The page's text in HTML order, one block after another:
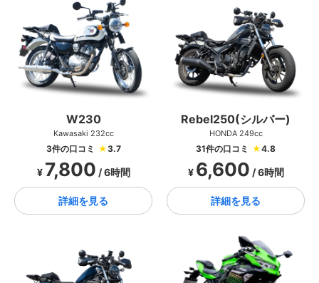
W230
Kawasaki 232cc
3件の口コミ ★3.7
¥ 7,800 / 6時間
詳細を見る
Rebel250(シルバー)
HONDA 249cc
31件の口コミ ★4.8
¥ 6,600 / 6時間
詳細を見る